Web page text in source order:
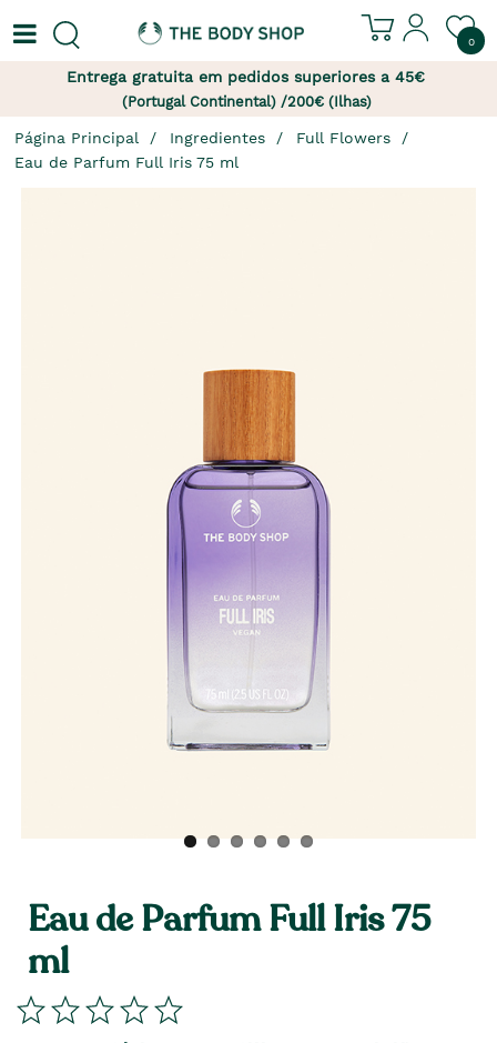
0
Entrega gratuita em pedidos superiores a 45€
(Portugal Continental) /200€ (Ilhas)
Página Principal Ingredientes
Full Flowers
Eau de Parfum Full Iris 75 ml
Eau de Parfum Full Iris 75
ml